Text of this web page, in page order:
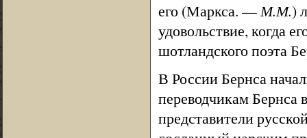
его (Маркса. —М.М.)
удовольствие, когда
шотландского поэта
В России Бернса
переводчикам Бернса
представители